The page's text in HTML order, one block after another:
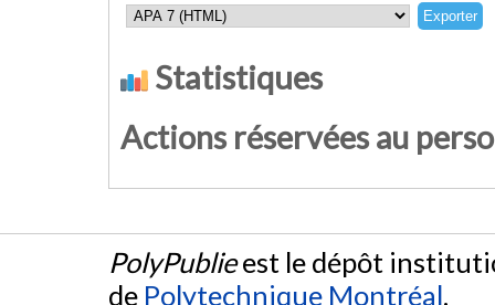
Statistiques
Actions réservées au
PolyPublieest le dépôt
de Polytechnique Montréal.